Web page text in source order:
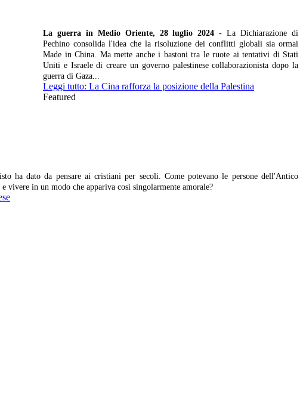
La guerra in Medio Oriente, 28 luglio 2024 -La Dichiarazione di
Pechino consolida l'idea che la risoluzione dei conflitti globali sia ormai
Made in China. Ma mette anche i bastoni tra le ruote ai tentativi di Stati
Uniti e Israele di creare un governo palestinese collaborazionista dopo la
guerra di Gaza...
Leggi tutto: La Cina rafforza la posizione della Palestina
Featured
ha dato da pensare ai cristiani per secoli. Come potevano le persone dell'Antico
e vivere in un modo che appariva così singolarmente amorale?